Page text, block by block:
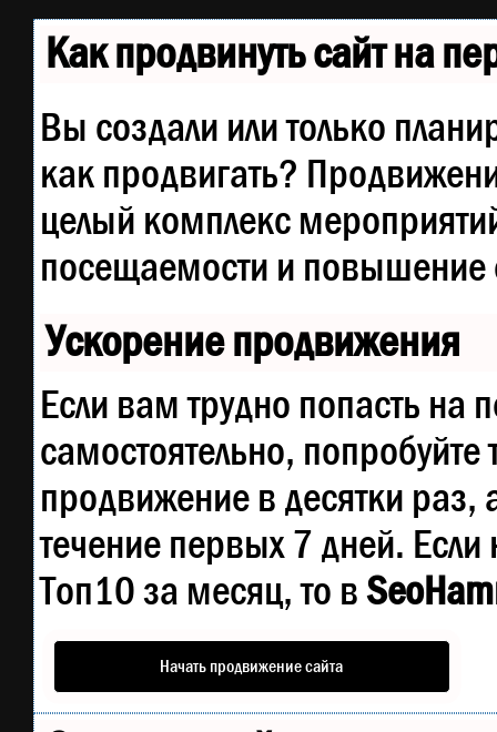
Как продвинуть сайт на
Вы создали или только
как продвигать?
целый комплекс
посещаемости и повышение
Ускорение продвижения
Если вам трудно попасть на
самостоятельно, попробуйте
продвижение в десятки раз,
течение первых 7 дней.
Топ10 за месяц, то в
Начать продвижение сайта